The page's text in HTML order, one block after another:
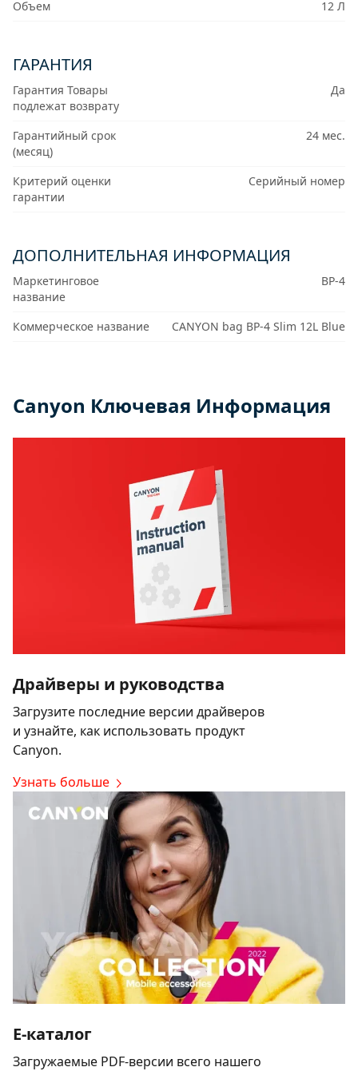
Объем 12 Л
ГАРАНТИЯ
Гарантия Товары
подлежат возврату
Да
Гарантийный срок
(месяц)
24 мес.
Критерий оценки
гарантии
Серийный номер
ДОПОЛНИТЕЛЬНАЯ ИНФОРМАЦИЯ
Маркетинговое
название
BP-4
Коммерческое название CANYON bag BP-4 Slim 12L Blue
Canyon Ключевая Информация
Драйверы и руководства
Загрузите последние версии драйверов
и узнайте, как использовать продукт
Canyon.
Узнать больше
E-каталог
Загружаемые PDF-версии всего нашего